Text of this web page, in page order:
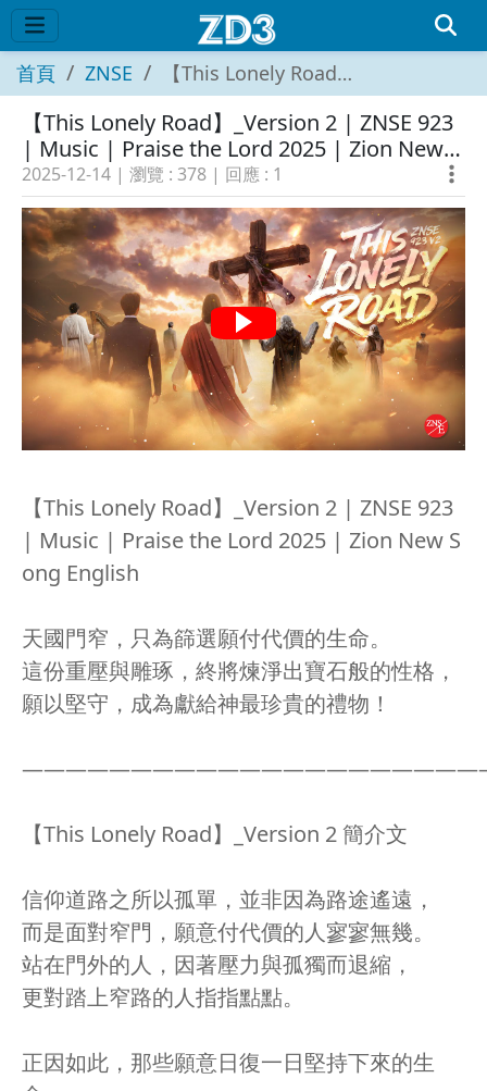
首頁 ZNSE 【This Lonely Road】_Version 2 | ZNSE 923 | Music | Praise the Lord 2025 | Zion New Song English
【This Lonely Road】_Version 2 | ZNSE 923
| Music | Praise the Lord 2025 | Zion New
Song English
2025-12-14 | 瀏覽 : 378 | 回應 : 1
【This Lonely Road】_Version 2 | ZNSE 923
| Music | Praise the Lord 2025 | Zion New S
ong English
天國門窄，只為篩選願付代價的生命。
這份重壓與雕琢，終將煉淨出寶石般的性格，
願以堅守，成為獻給神最珍貴的禮物！
【This Lonely Road】_Version 2 簡介文
信仰道路之所以孤單，並非因為路途遙遠，
而是面對窄門，願意付代價的人寥寥無幾。
站在門外的人，因著壓力與孤獨而退縮，
更對踏上窄路的人指指點點。
正因如此，那些願意日復一日堅持下來的生